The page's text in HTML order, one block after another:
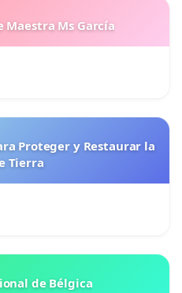
Maestra Ms García
Proteger y Restaurar la
Tierra
de Bélgica